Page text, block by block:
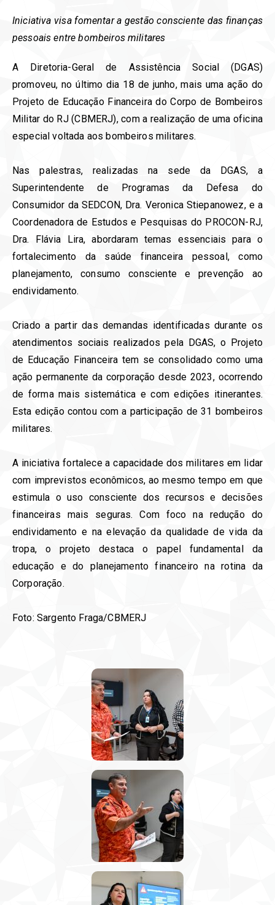
Iniciativa visa fomentar a gestão consciente das finanças
pessoais entre bombeiros militares
A Diretoria-Geral de Assistência Social (DGAS)
promoveu, no último dia 18 de junho, mais uma ação do
Projeto de Educação Financeira do Corpo de Bombeiros
Militar do RJ (CBMERJ), com a realização de uma oficina
especial voltada aos bombeiros militares.
Nas palestras, realizadas na sede da DGAS, a
Superintendente de Programas da Defesa do
Consumidor da SEDCON, Dra. Veronica Stiepanowez, e a
Coordenadora de Estudos e Pesquisas do PROCON-RJ,
Dra. Flávia Lira, abordaram temas essenciais para o
fortalecimento da saúde financeira pessoal, como
planejamento, consumo consciente e prevenção ao
endividamento.
Criado a partir das demandas identificadas durante os
atendimentos sociais realizados pela DGAS, o Projeto
de Educação Financeira tem se consolidado como uma
ação permanente da corporação desde 2023, ocorrendo
de forma mais sistemática e com edições itinerantes.
Esta edição contou com a participação de 31 bombeiros
militares.
A iniciativa fortalece a capacidade dos militares em lidar
com imprevistos econômicos, ao mesmo tempo em que
estimula o uso consciente dos recursos e decisões
financeiras mais seguras. Com foco na redução do
endividamento e na elevação da qualidade de vida da
tropa, o projeto destaca o papel fundamental da
educação e do planejamento financeiro na rotina da
Corporação.
Foto: Sargento Fraga/CBMERJ